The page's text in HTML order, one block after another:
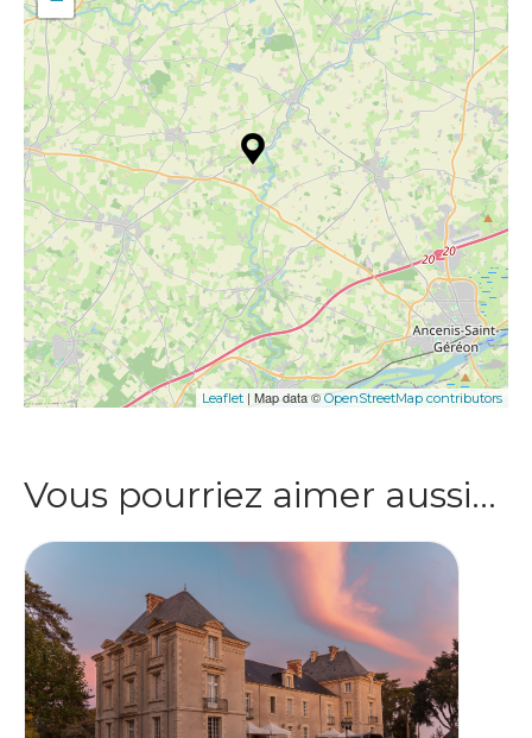
Leaflet | Map data © OpenStreetMap contributors
Vous pourriez aimer aussi…